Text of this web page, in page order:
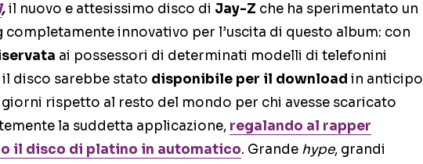
,il nuovo e attesissimo disco di Jay-Z che ha sperimentato un
completamente innovativo per l’uscita di questo album: con
ai possessori di determinati modelli di telefonini
il disco sarebbe stato disponibile per il download in anticipo
rispetto al resto del mondo per chi avesse scaricato
la suddetta applicazione, regalando al rapper
il disco di platino in automatico. Grande hype, grandi